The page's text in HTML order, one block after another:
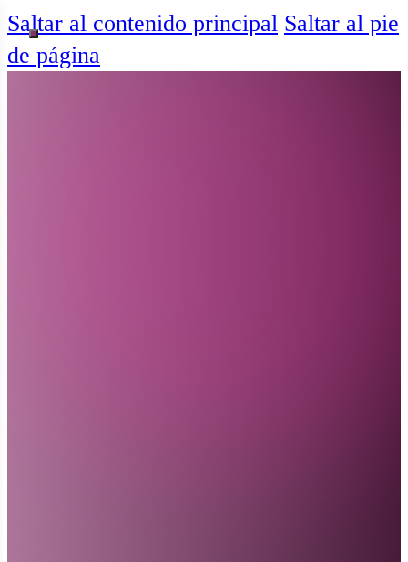
Saltar al contenido principal Saltar al pie
de página